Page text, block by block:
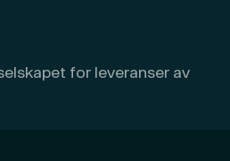
for leveranser av